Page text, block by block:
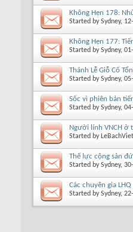
Không Hẹn 178:
Started bySydney,
Không Hẹn 177:
Started bySydney,
Thánh Lễ Giỗ Cố
Started bySydney,
Sốc vì phiên bản
Started bySydney,
Người lính VNCH ở
Started by LeBachViet
Thế lực cộng sản
Started bySydney,
Các chuyên gia
Started bySydney,